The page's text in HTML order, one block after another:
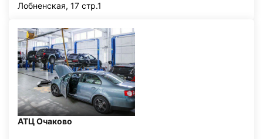
Лобненская, 17 стр.1
АТЦ Очаково